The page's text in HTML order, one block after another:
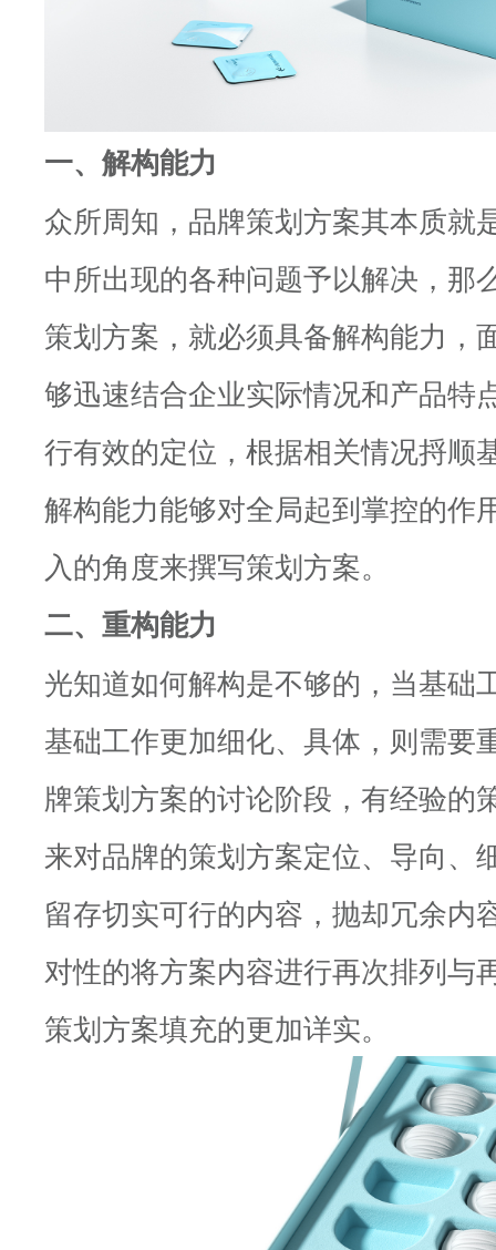
一、解构能力
众所周知，品牌策划方案其本质就
中所出现的各种问题予以解决，那
策划方案，就必须具备解构能力，
够迅速结合企业实际情况和产品特
行有效的定位，根据相关情况捋顺
解构能力能够对全局起到掌控的作
入的角度来撰写策划方案。
二、重构能力
光知道如何解构是不够的，当基础
基础工作更加细化、具体，则需要
牌策划方案的讨论阶段，有经验的
来对品牌的策划方案定位、导向、
留存切实可行的内容，抛却冗余内
对性的将方案内容进行再次排列与
策划方案填充的更加详实。